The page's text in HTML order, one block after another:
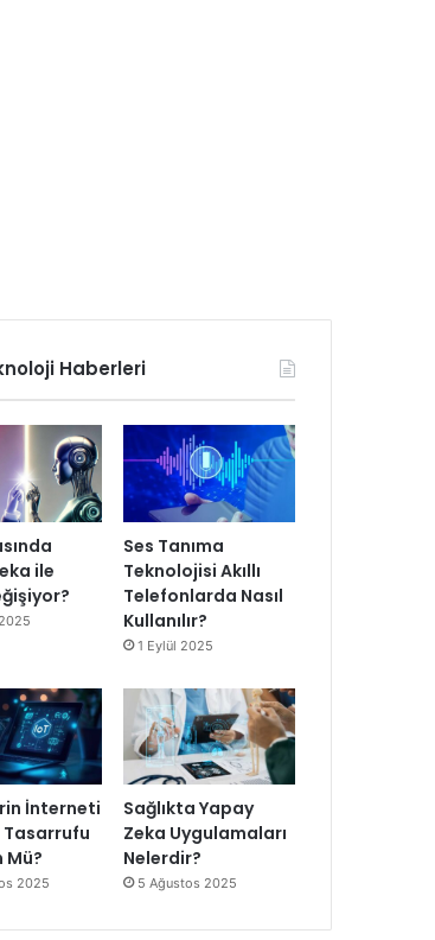
Haberleri
ile
Ses Tanıma
Teknolojisi Akıllı
Telefonlarda Nasıl
Kullanılır?
1 Eylül 2025
İnterneti
Tasarrufu
Mü?
2025
Sağlıkta Yapay
Zeka Uygulamaları
Nelerdir?
5 Ağustos 2025